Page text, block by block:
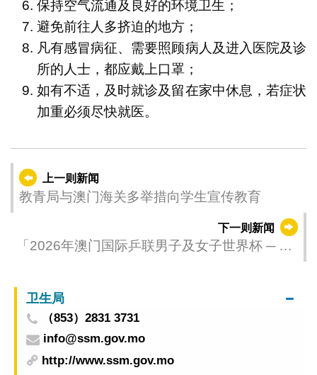
保持空气流通及良好的环境卫生；
避免前往人多挤迫的地方；
凡有感冒病征、需要照顾病人及进入医院及诊
所的人士，都应戴上口罩；
如有不适，及时就诊及留在家中休息，若症状
加重必须尽快就医。
上一则新闻
教青局与澳门海关多举措向学生宣传教育
下一则新闻
「2026年澳门国际乒联男子及女子世界杯 ─ 由
卫生局
（853）2831 3731
info@ssm.gov.mo
http://www.ssm.gov.mo